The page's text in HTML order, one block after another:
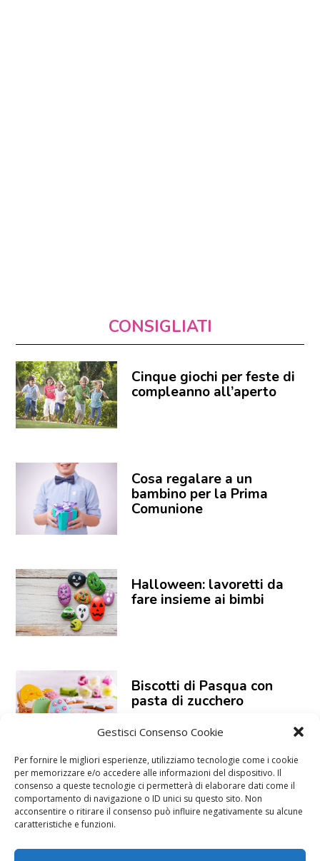
Gestisci Consenso Cookie
Per fornire le migliori esperienze, utilizziamo tecnologie come i cookie
per memorizzare e/o accedere alle informazioni del dispositivo. Il
consenso a queste tecnologie ci permetterà di elaborare dati come il
comportamento di navigazione o ID unici su questo sito. Non
acconsentire o ritirare il consenso può influire negativamente su alcune
caratteristiche e funzioni.
CONSIGLIATI
Cinque giochi per feste di
compleanno all’aperto
Cosa regalare a un
bambino per la Prima
Comunione
Halloween: lavoretti da
fare insieme ai bimbi
Biscotti di Pasqua con
pasta di zucchero